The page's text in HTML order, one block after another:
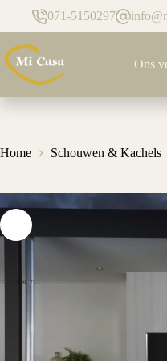
de
inhoud
071-5150297
Ons
Home Schouwen & Kachels